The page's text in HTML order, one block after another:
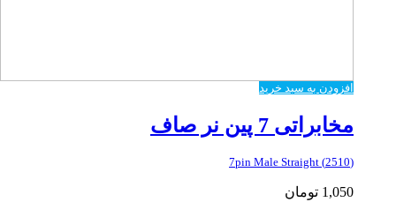
افزودن به سبد خرید
مخابراتی 7 پین نر صاف
(2510) 7pin Male Straight
1,050 تومان